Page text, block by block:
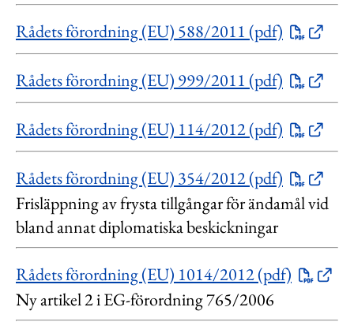
Rådets förordning (EU) 588/2011 (pdf)
Rådets förordning (EU) 999/2011 (pdf)
Rådets förordning (EU) 114/2012 (pdf)
Rådets förordning (EU) 354/2012 (pdf)
Frisläppning av frysta tillgångar för ändamål vid
bland annat diplomatiska beskickningar
Rådets förordning (EU) 1014/2012 (pdf)
Ny artikel 2 i EG-förordning 765/2006